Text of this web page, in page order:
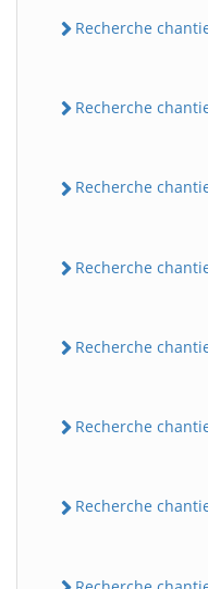
Recherche
Recherche
Recherche
Recherche
Recherche
Recherche
Recherche